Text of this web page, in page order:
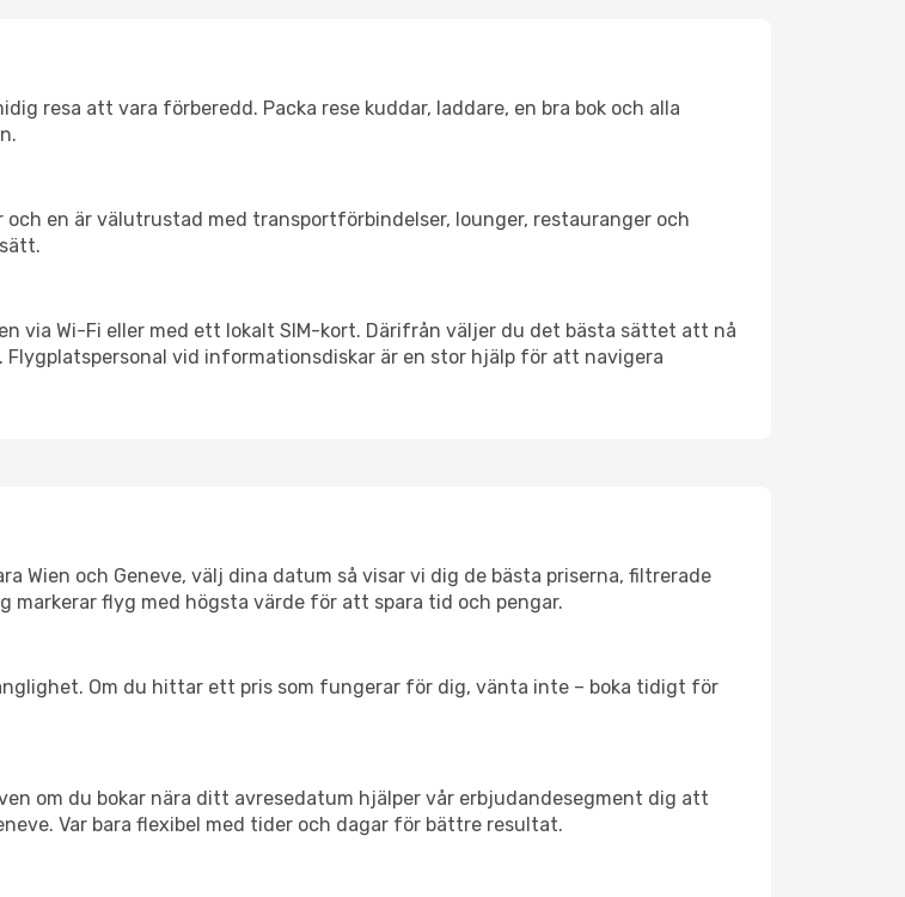
resa att vara förberedd. Packa rese kuddar, laddare, en bra bok och alla
en är välutrustad med transportförbindelser, lounger, restauranger och
via Wi-Fi eller med ett lokalt SIM-kort. Därifrån väljer du det bästa sättet att nå
vid informationsdiskar är en stor hjälp för att navigera
Wien och Geneve, välj dina datum så visar vi dig de bästa priserna, filtrerade
flyg med högsta värde för att spara tid och pengar.
Om du hittar ett pris som fungerar för dig, vänta inte – boka tidigt för
om du bokar nära ditt avresedatum hjälper vår erbjudandesegment dig att
Var bara flexibel med tider och dagar för bättre resultat.